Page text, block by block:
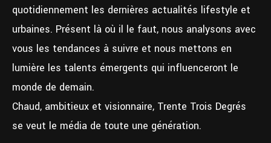
quotidiennement les dernières actualités lifestyle et
urbaines. Présent là où il le faut, nous analysons avec
vous les tendances à suivre et nous mettons en
lumière les talents émergents qui influenceront le
monde de demain.
Chaud, ambitieux et visionnaire, Trente Trois Degrés
se veut le média de toute une génération.